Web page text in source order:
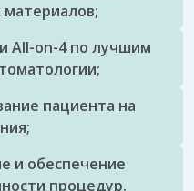
All-on-4 по лучшим
пациента на
и обеспечение
процедур.